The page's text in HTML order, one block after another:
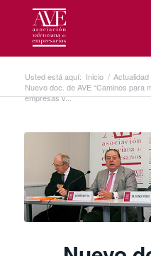
Usted está aquí: Inicio / Actualidad
Nuevo doc. de AVE “Caminos para
empresas v...